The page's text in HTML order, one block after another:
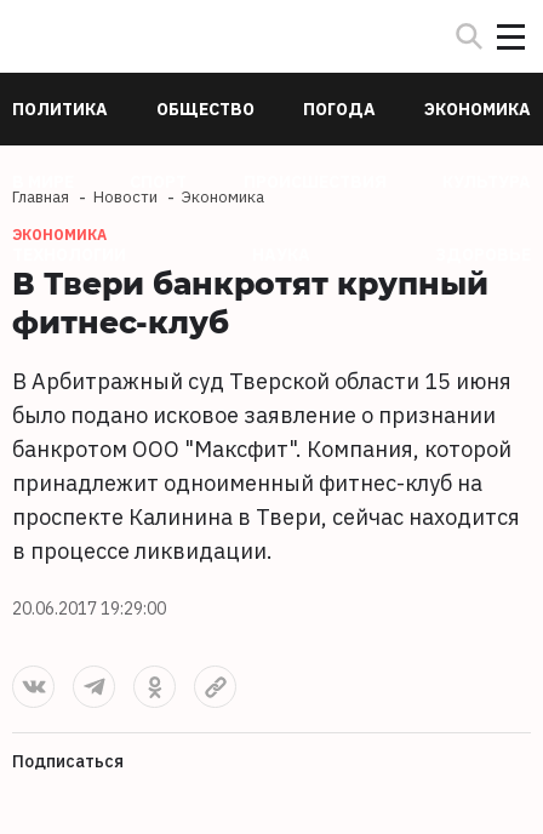
ПОЛИТИКА ОБЩЕСТВО ПОГОДА ЭКОНОМИКА
Главная Новости Экономика
ЭКОНОМИКА
В Твери банкротят крупный
фитнес-клуб
В Арбитражный суд Тверской области 15 июня
было подано исковое заявление о признании
банкротом ООО "Максфит". Компания, которой
принадлежит одноименный фитнес-клуб на
проспекте Калинина в Твери, сейчас находится
в процессе ликвидации.
20.06.2017 19:29:00
Подписаться